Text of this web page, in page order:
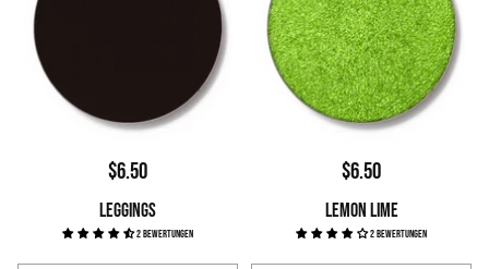
$6.50
LEGGINGS
2 Bewertungen
$6.50
LEMON LIME
2 Bewertungen